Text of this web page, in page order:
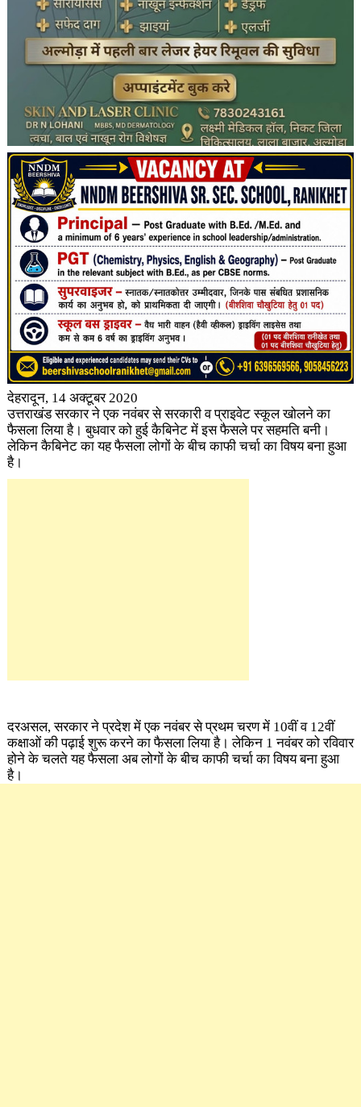
देहरादून, 14 अक्टूबर 2020
उत्तराखंड सरकार ने एक नवंबर से सरकारी व प्राइवेट स्कूल खोलने का
फैसला लिया है। बुधवार को हुई कैबिनेट में इस फैसले पर सहमति बनी।
लेकिन कैबिनेट का यह फैसला लोगों के बीच काफी चर्चा का विषय बना हुआ
है।
दरअसल, सरकार ने प्रदेश में एक नवंबर से प्रथम चरण में 10वीं व 12वीं
कक्षाओं की पढ़ाई शुरू करने का फैसला लिया है। लेकिन 1 नवंबर को रविवार
होने के चलते यह फैसला अब लोगों के बीच काफी चर्चा का विषय बना हुआ
है।